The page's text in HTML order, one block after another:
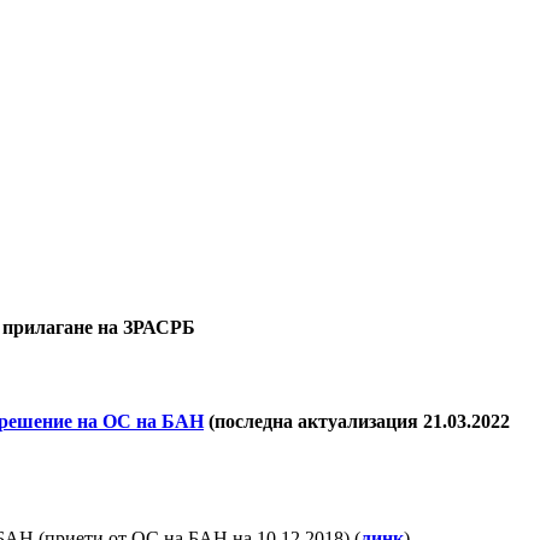
прилагане на ЗРАСРБ
решение на ОС на БАН(последна актуализация 21.03.2022